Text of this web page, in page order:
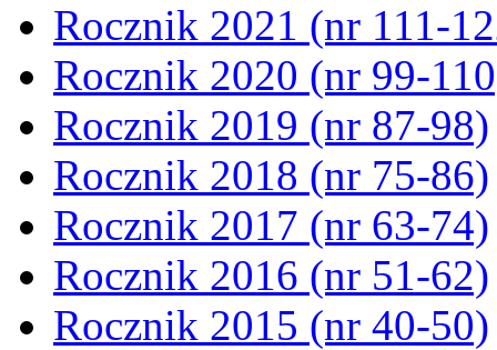
Rocznik 2021 (nr 111-
Rocznik 2020 (nr 99-
Rocznik 2019 (nr 87-98)
Rocznik 2018 (nr 75-86)
Rocznik 2017 (nr 63-74)
Rocznik 2016 (nr 51-62)
Rocznik 2015 (nr 40-50)